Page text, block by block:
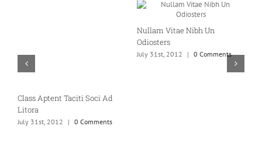
Class Aptent Taciti Soci Ad
Litora
July 31st, 2012 | 0 Comments
Nullam Vitae Nibh Un
Odiosters
July 31st, 2012 | 0 Comments